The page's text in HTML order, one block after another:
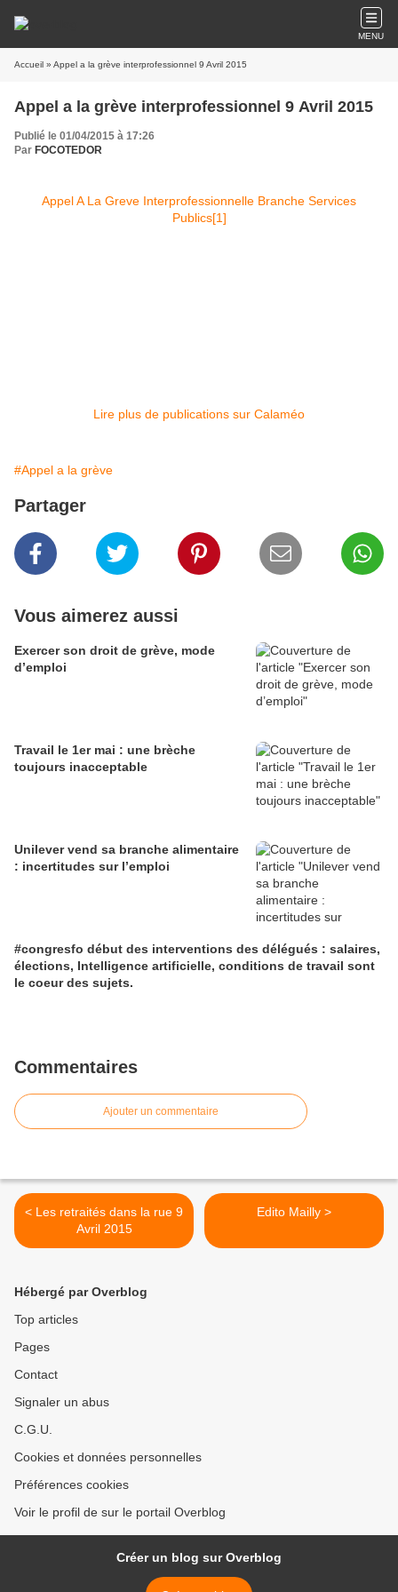
MENU
Accueil » Appel a la grève interprofessionnel 9 Avril 2015
Appel a la grève interprofessionnel 9 Avril 2015
Publié le 01/04/2015 à 17:26
Par FOCOTEDOR
Appel A La Greve Interprofessionnelle Branche Services
Publics[1]
Lire plus de publications sur Calaméo
#Appel a la grève
Partager
Vous aimerez aussi
Exercer son droit de grève, mode
d’emploi
Travail le 1er mai : une brèche
toujours inacceptable
Unilever vend sa branche alimentaire
: incertitudes sur l’emploi
#congresfo début des interventions des délégués : salaires,
élections, Intelligence artificielle, conditions de travail sont
le coeur des sujets.
Commentaires
Ajouter un commentaire
< Les retraités dans la rue 9
Avril 2015
Edito Mailly >
Hébergé par Overblog
Top articles
Pages
Contact
Signaler un abus
C.G.U.
Cookies et données personnelles
Préférences cookies
Voir le profil de sur le portail Overblog
Créer un blog sur Overblog